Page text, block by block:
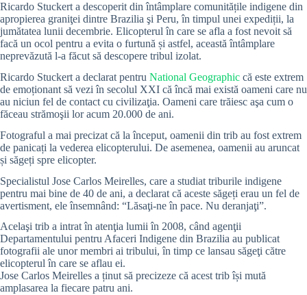
Ricardo Stuckert a descoperit din întâmplare comunitățile indigene din
apropierea graniţei dintre Brazilia şi Peru, în timpul unei expediții, la
jumătatea lunii decembrie. Elicopterul în care se afla a fost nevoit să
facă un ocol pentru a evita o furtună și astfel, această întâmplare
neprevăzută l-a făcut să descopere tribul izolat.
Ricardo Stuckert a declarat pentru National Geographic că este extrem
de emoționant să vezi în secolul XXI că încă mai există oameni care nu
au niciun fel de contact cu civilizaţia. Oameni care trăiesc aşa cum o
făceau strămoşii lor acum 20.000 de ani.
Fotograful a mai precizat că la început, oamenii din trib au fost extrem
de panicați la vederea elicopterului. De asemenea, oamenii au aruncat
și săgeți spre elicopter.
Specialistul Jose Carlos Meirelles, care a studiat triburile indigene
pentru mai bine de 40 de ani, a declarat că aceste săgeți erau un fel de
avertisment, ele însemnând: “Lăsaţi-ne în pace. Nu deranjaţi”.
Acelaşi trib a intrat în atenţia lumii în 2008, când agenţii
Departamentului pentru Afaceri Indigene din Brazilia au publicat
fotografii ale unor membri ai tribului, în timp ce lansau săgeţi către
elicopterul în care se aflau ei.
Jose Carlos Meirelles a ținut să precizeze că acest trib își mută
amplasarea la fiecare patru ani.